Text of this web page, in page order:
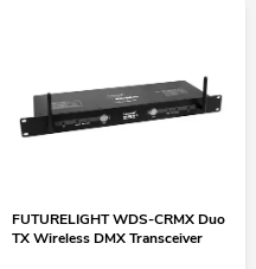
FUTURELIGHT WDS-CRMX Duo
TX Wireless DMX Transceiver